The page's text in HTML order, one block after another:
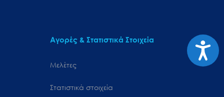
Αγορές & Στατιστικά Στοιχεία
Μελέτες
Στατιστικά στοιχεία